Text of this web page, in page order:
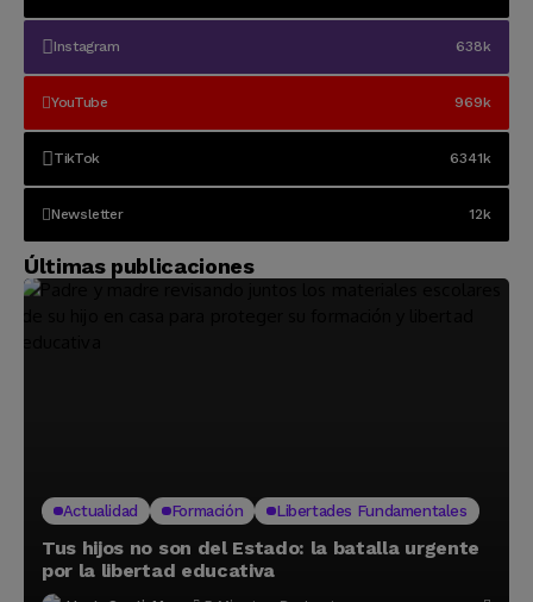
Instagram 638k
YouTube 969k
TikTok 6341k
Newsletter 12k
Últimas publicaciones
Actualidad Formación Libertades Fundamentales
Tus hijos no son del Estado: la batalla urgente
por la libertad educativa